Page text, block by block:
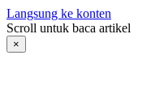
Langsung ke konten
Scroll untuk baca artikel
×